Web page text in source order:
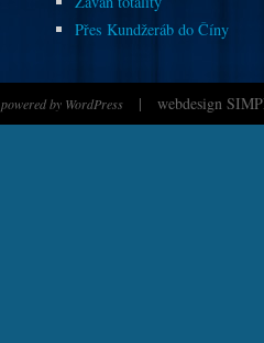
Přes Kundžeráb do Číny
powered by WordPress | webdesign